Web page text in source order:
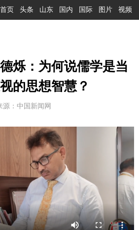
首页 头条 山东 国内 国际 图片 视频
烁：为何说儒学是当
的思想智慧？
：中国新闻网